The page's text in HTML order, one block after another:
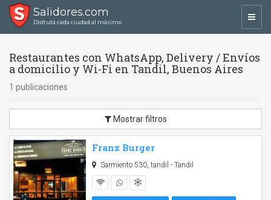
Salidores.com
Disfrutá cada ciudad al máximo
Restaurantes con WhatsApp, Delivery / Envíos
a domicilio y Wi-Fi en Tandil, Buenos Aires
1 publicaciones
Mostrar filtros
Franz Burger
Sarmiento 530, tandil - Tandil